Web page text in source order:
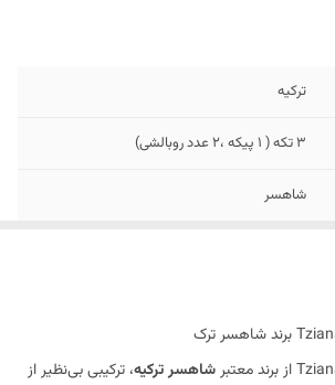
ترکیه
3 تکه ( 1 پیکه ،2 عدد روبالشی)
شاهسر
شاهسر ترکیه، ترکیبی بی‌نظیر از